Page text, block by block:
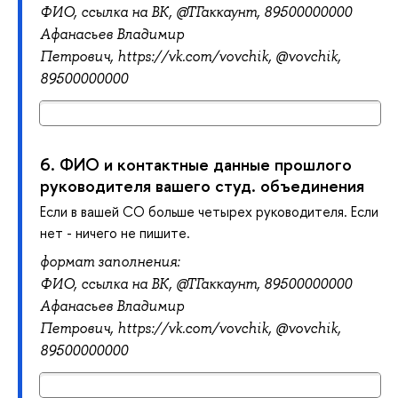
ФИО, ссылка на ВК, @ТГаккаунт, 89500000000
Афанасьев Владимир
Петрович, https://vk.com/vovchik, @vovchik,
89500000000
6. ФИО и контактные данные прошлого
руководителя вашего студ. объединения
Если в вашей СО больше четырех руководителя. Если
нет - ничего не пишите.
формат заполнения:
ФИО, ссылка на ВК, @ТГаккаунт, 89500000000
Афанасьев Владимир
Петрович, https://vk.com/vovchik, @vovchik,
89500000000